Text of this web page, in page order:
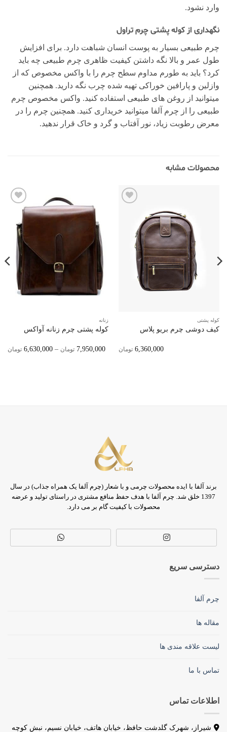
وارد نشود.
نگهداری از کوله پشتی چرم تراول
چرم طبیعی بسیار به پوست انسان شباهت دارد. برای افزایش
طول عمر و بالا نگه داشتن کیفیت ظاهری چرم طبیعی چه باید
کرد؟ باید به طورم مداوم سطح چرم را با واکس مخصوص که از
وازلین و پارافین خوراکی تهیه شده چرب نگه دارید. همچنین
میتوانید از روغن های طبیعی استفاده کنید. واکس مخصوص چرم
طبیعی را از چرم آلفا میتوانید خریداری کنید. همچنین چرم را در
معرض رطوبت زیاد، نور آفتاب و گرد و خاک قرار ندهید.
محصولات مشابه
علاقه
مندی‌ها
کوله پشتی
کیف دوشی چرم بریو پلاس
6,360,000 تومان
افزودن
به
علاقه
مندی‌ها
زنانه
کوله پشتی چرم زنانه آواکس
7,950,000 تومان –
6,630,000 تومان
برند آلفا با ایده محصولات چرمی و با شعار (چرم آلفا یک همراه جذاب) در سال
1397 خلق شد. چرم آلفا با هدف حفظ منافع مشتری در راستای تولید و عرضه
محصولات با کیفیت گام بر می دارد.
دسترسی سریع
چرم آلفا
مقاله ها
لیست علاقه مندی ها
تماس با ما
اطلاعات تماس
شیراز، شهرک گلدشت حافظ، خیابان هاتف، خیابان نسیم، نبش کوچه